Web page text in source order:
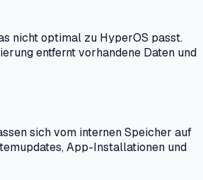
nicht optimal zu HyperOS passt.
entfernt vorhandene Daten und
sich vom internen Speicher auf
App-Installationen und